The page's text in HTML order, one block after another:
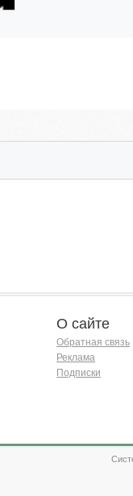
О сайте
Обратная связь
Реклама
Подписки